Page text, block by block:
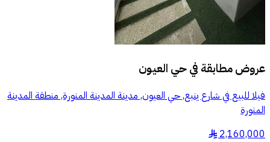
عروض مطابقة فيحي العيون
فيلا للبيع في شارع ينبع, حي العيون, مدينة المدينة المنورة, منطقة المدينة
المنورة
2,160,000
§